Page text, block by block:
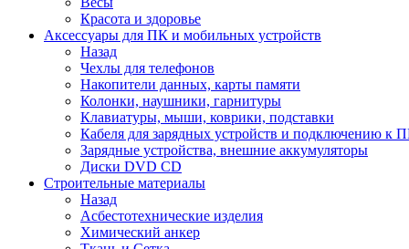
Красота и здоровье
Аксессуары для ПК и мобильных устройств
Назад
Чехлы для телефонов
Накопители данных, карты памяти
Колонки, наушники, гарнитуры
Клавиатуры, мыши, коврики, подставки
Кабеля для зарядных устройств и подключению к
Зарядные устройства, внешние аккумуляторы
Диски DVD CD
Строительные материалы
Назад
Асбестотехнические изделия
Химический анкер